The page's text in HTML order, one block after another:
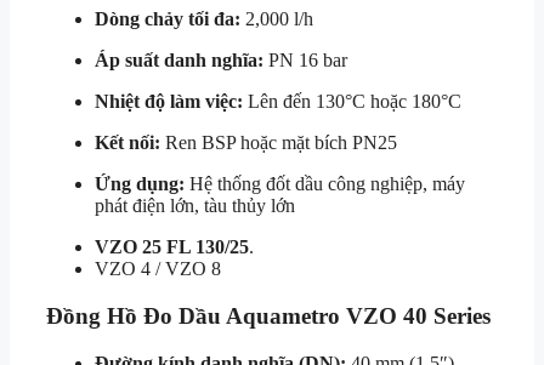
Dòng chảy tối đa: 2,000 l/h
Áp suất danh nghĩa: PN 16 bar
Nhiệt độ làm việc: Lên đến 130°C hoặc 180°C
Kết nối: Ren BSP hoặc mặt bích PN25
Ứng dụng: Hệ thống đốt dầu công nghiệp, máy
phát điện lớn, tàu thủy lớn
VZO 25 FL 130/25.
VZO 4 / VZO 8
Đồng Hồ Đo Dầu Aquametro VZO 40 Series